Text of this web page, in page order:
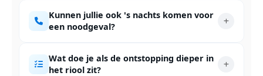
Kunnen jullie ook 's nachts komen voor
een noodgeval?
Wat doe je als de ontstopping dieper in
het riool zit?